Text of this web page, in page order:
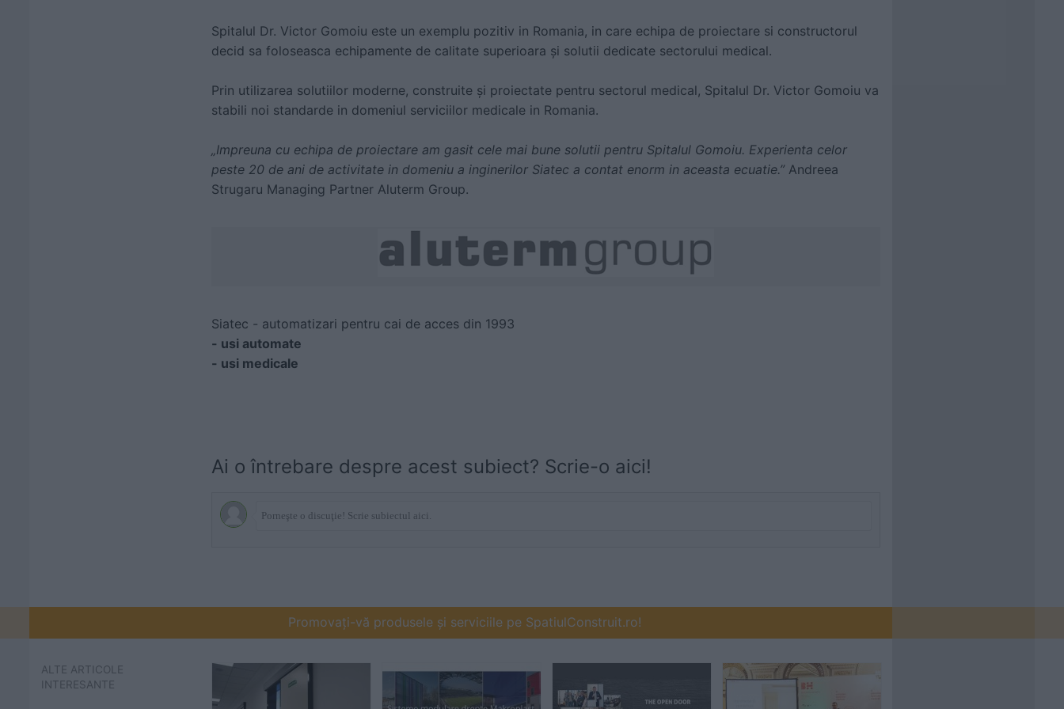
Spitalul Dr. Victor Gomoiu este un exemplu pozitiv in Romania, in care echipa de proiectare si constructorul
decid sa foloseasca echipamente de calitate superioara și solutii dedicate sectorului medical.
Prin utilizarea solutiilor moderne, construite și proiectate pentru sectorul medical, Spitalul Dr. Victor Gomoiu va
stabili noi standarde in domeniul serviciilor medicale in Romania.
„Impreuna cu echipa de proiectare am gasit cele mai bune solutii pentru Spitalul Gomoiu. Experienta celor
peste 20 de ani de activitate in domeniu a inginerilor Siatec a contat enorm in aceasta ecuatie.” Andreea
Strugaru Managing Partner Aluterm Group.
Siatec - automatizari pentru cai de acces din 1993
- usi automate
- usi medicale
Ai o întrebare despre acest subiect? Scrie-o aici!
Promovați-vă produsele și serviciile pe SpatiulConstruit.ro!
ALTE ARTICOLE
INTERESANTE